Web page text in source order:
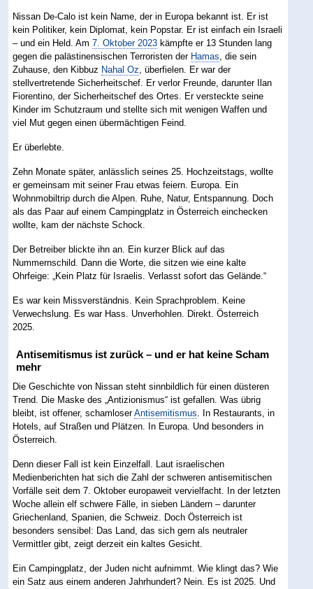
Nissan De-Calo ist kein Name, der in Europa bekannt ist. Er ist
kein Politiker, kein Diplomat, kein Popstar. Er ist einfach ein Israeli
– und ein Held. Am7. Oktober 2023 kämpfte er 13 Stunden lang
gegen die palästinensischen Terroristen der Hamas, die sein
Zuhause, den Kibbuz Nahal Oz, überfielen. Er war der
stellvertretende Sicherheitschef. Er verlor Freunde, darunter Ilan
Fiorentino, der Sicherheitschef des Ortes. Er versteckte seine
Kinder im Schutzraum und stellte sich mit wenigen Waffen und
viel Mut gegen einen übermächtigen Feind.
Er überlebte.
Zehn Monate später, anlässlich seines 25. Hochzeitstags, wollte
er gemeinsam mit seiner Frau etwas feiern. Europa. Ein
Wohnmobiltrip durch die Alpen. Ruhe, Natur, Entspannung. Doch
als das Paar auf einem Campingplatz in Österreich einchecken
wollte, kam der nächste Schock.
Der Betreiber blickte ihn an. Ein kurzer Blick auf das
Nummernschild. Dann die Worte, die sitzen wie eine kalte
Ohrfeige: „Kein Platz für Israelis. Verlasst sofort das Gelände.“
Es war kein Missverständnis. Kein Sprachproblem. Keine
Verwechslung. Es war Hass. Unverhohlen. Direkt. Österreich
2025.
Antisemitismus ist zurück – und er hat keine Scham
mehr
Die Geschichte von Nissan steht sinnbildlich für einen düsteren
Trend. Die Maske des „Antizionismus“ ist gefallen. Was übrig
bleibt, ist offener, schamloserAntisemitismus. In Restaurants, in
Hotels, auf Straßen und Plätzen. In Europa. Und besonders in
Österreich.
Denn dieser Fall ist kein Einzelfall. Laut israelischen
Medienberichten hat sich die Zahl der schweren antisemitischen
Vorfälle seit dem 7. Oktober europaweit vervielfacht. In der letzten
Woche allein elf schwere Fälle, in sieben Ländern – darunter
Griechenland, Spanien, die Schweiz. Doch Österreich ist
besonders sensibel: Das Land, das sich gern als neutraler
Vermittler gibt, zeigt derzeit ein kaltes Gesicht.
Ein Campingplatz, der Juden nicht aufnimmt. Wie klingt das? Wie
ein Satz aus einem anderen Jahrhundert? Nein. Es ist 2025. Und